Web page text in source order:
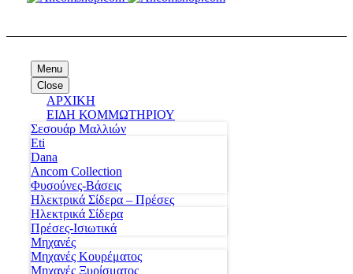
Menu
Close
ΑΡΧΙΚΗ
ΕΙΔΗ ΚΟΜΜΩΤΗΡΙΟΥ
Σεσουάρ Μαλλιών
Eti
Dana
Ancom Collection
Φυσούνες-Βάσεις
Ηλεκτρικά Σίδερα – Πρέσες
Ηλεκτρικά Σίδερα
Πρέσες-Ισιωτικά
Μηχανές
Μηχανές Κουρέματος
Μηχανές Ξυρίσματος